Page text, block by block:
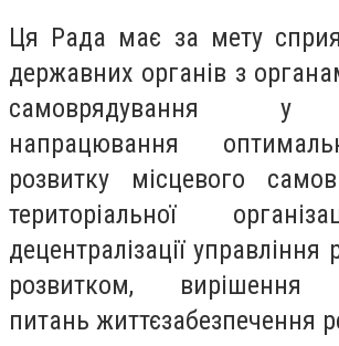
Ця Рада має за мету
державних органів з
самоврядування у
напрацювання
розвитку місцевого
територіальної
децентралізації управління
розвитком, вирішення
питань життєзабезпечення